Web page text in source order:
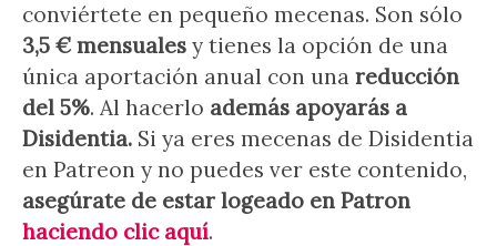
conviértete en pequeño mecenas. Son sólo
3,5 € mensuales y tienes la opción de una
única aportación anual con una reducción
del 5%. Al hacerlo además apoyarás a
Disidentia. Si ya eres mecenas de Disidentia
en Patreon y no puedes ver este contenido,
asegúrate de estar logeado en Patron
haciendo clic aquí.